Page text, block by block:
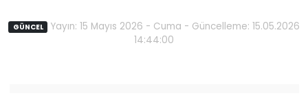
GÜNCEL
Yayın: 15 Mayıs 2026 - Cuma - Güncelleme: 15.05.2026
14:44:00